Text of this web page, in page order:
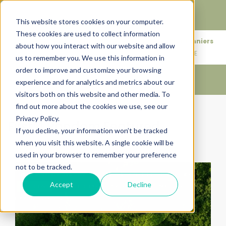
This website stores cookies on your computer.
These cookies are used to collect information
about how you interact with our website and allow
us to remember you. We use this information in
order to improve and customize your browsing
experience and for analytics and metrics about our
visitors both on this website and other media. To
find out more about the cookies we use, see our
Privacy Policy.
If you decline, your information won’t be tracked
when you visit this website. A single cookie will be
used in your browser to remember your preference
not to be tracked.
Accept Decline
patrimoine.
76 rue des Amidonniers
31000 TOULOUSE
Accueil First 4 Random Featured
First 4 Random Featured
Trier par: Ordre par défaut
BY URBANHOUSE360.COM 24370 6 PARCELLES
CHALET BOIS
DORDOGNE
FORÊT 1 HECTARE PERIGORD NOIR
PRATS-DE-
CARLUX (SARLAT)